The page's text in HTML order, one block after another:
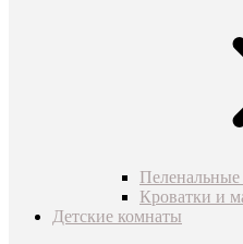
Кроватки и
Детские комнаты